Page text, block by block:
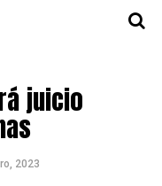
juicio
2023